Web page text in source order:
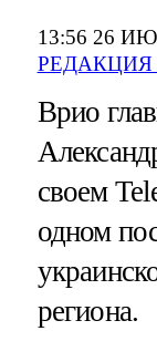
13:56 26
РЕДАКЦИЯ
Врио
своем
одном
региона.